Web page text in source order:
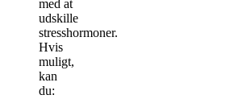
med at
udskille
stresshormoner.
Hvis
muligt,
kan
du: